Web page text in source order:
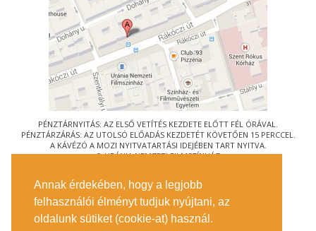
Annak érdekében, hogy a legjobb
felhasználói élményt tudjuk nyújtani, az
oldalunk sütiket (cookie-at) használ.
PÉNZTÁRNYITÁS: AZ ELSŐ VETÍTÉS KEZDETE ELŐTT FÉL ÓRÁVAL.
PÉNZTÁRZÁRÁS: AZ UTOLSÓ ELŐADÁS KEZDETÉT KÖVETŐEN 15 PERCCEL.
A KÁVÉZÓ A MOZI NYITVATARTÁSI IDEJÉBEN TART NYITVA.
© URÁNIA NEMZETI FILMSZÍNHÁZ
1088 BUDAPEST, RÁKÓCZI ÚT 21.
MEGKÖZELÍTÉS
JEGYINFORMÁCIÓ